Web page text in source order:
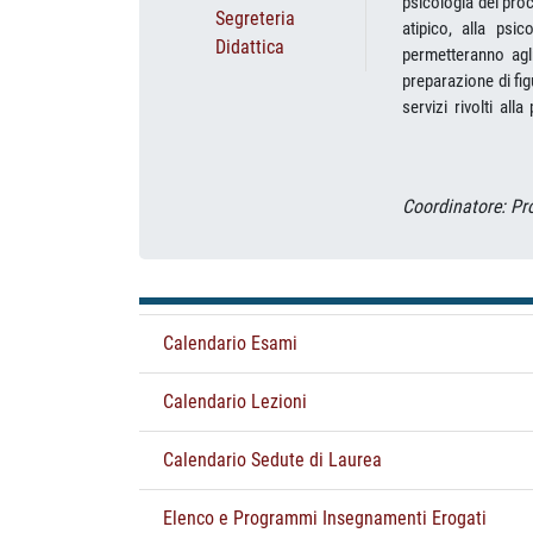
Segreteria
Didattica
atipico, alla
permetteranno
preparazione di
servizi rivolti alla
tirocinio
prevedono
il superamento di
di lavoro: Il corso
nei servizi rivolti
deputati alla
Coordinatore:
Calendario Esami
Calendario Lezioni
Calendario Sedute di Laurea
Elenco e Programmi Insegnamenti Erogati